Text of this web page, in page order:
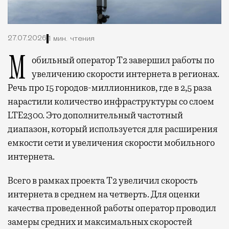
27.07.2026 1 мин. чтения
Мобильный оператор Т2 завершил работы по увеличению скорости интернета в регионах.
Речь про 15 городов-миллионников, где в 2,5 раза
нарастили количество инфраструктуры со слоем
LTE2300. Это дополнительный частотный
диапазон, который используется для расширения
емкости сети и увеличения скорости мобильного
интернета.
Всего в рамках проекта Т2 увеличил скорость
интернета в среднем на четверть. Для оценки
качества проведенной работы оператор проводил
замеры средних и максимальных скоростей